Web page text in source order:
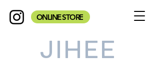
JIHEE
ONLINE STORE